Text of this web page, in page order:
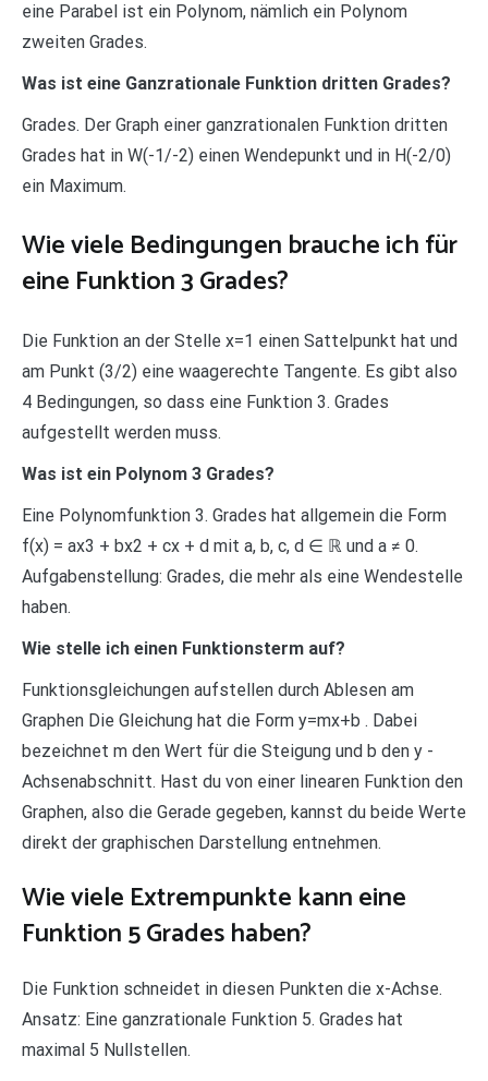
eine Parabel ist ein Polynom, nämlich ein Polynom
zweiten Grades.
Was ist eine Ganzrationale Funktion dritten Grades?
Grades. Der Graph einer ganzrationalen Funktion dritten
Grades hat in W(-1/-2) einen Wendepunkt und in H(-2/0)
ein Maximum.
Wie viele Bedingungen brauche ich für
eine Funktion 3 Grades?
Die Funktion an der Stelle x=1 einen Sattelpunkt hat und
am Punkt (3/2) eine waagerechte Tangente. Es gibt also
4 Bedingungen, so dass eine Funktion 3. Grades
aufgestellt werden muss.
Was ist ein Polynom 3 Grades?
Eine Polynomfunktion 3. Grades hat allgemein die Form
f(x) = ax3 + bx2 + cx + d mit a, b, c, d ∈ ℝ und a ≠ 0.
Aufgabenstellung: Grades, die mehr als eine Wendestelle
haben.
Wie stelle ich einen Funktionsterm auf?
Funktionsgleichungen aufstellen durch Ablesen am
Graphen Die Gleichung hat die Form y=mx+b . Dabei
bezeichnet m den Wert für die Steigung und b den y -
Achsenabschnitt. Hast du von einer linearen Funktion den
Graphen, also die Gerade gegeben, kannst du beide Werte
direkt der graphischen Darstellung entnehmen.
Wie viele Extrempunkte kann eine
Funktion 5 Grades haben?
Die Funktion schneidet in diesen Punkten die x-Achse.
Ansatz: Eine ganzrationale Funktion 5. Grades hat
maximal 5 Nullstellen.